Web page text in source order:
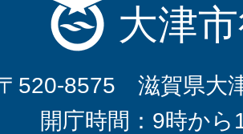
大津
520-8575 滋賀県大
開庁時間：9時から